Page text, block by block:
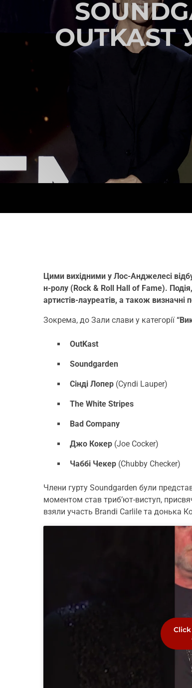
Цими вихідними у Лос-Анджелесі
н-ролу (Rock & Roll Hall of Fame).
артистів-лауреатів, а також визначні
Зокрема, до Зали слави у категорії
OutKast
Soundgarden
Сінді Лопер(Cyndi Lauper)
The White Stripes
Bad Company
Джо Кокер(Joe Cocker)
Чаббі Чекер(Chubby Checker)
Члени гурту Soundgarden були
моментом став триб’ют-виступ,
взяли участь Brandi Carlile та донька